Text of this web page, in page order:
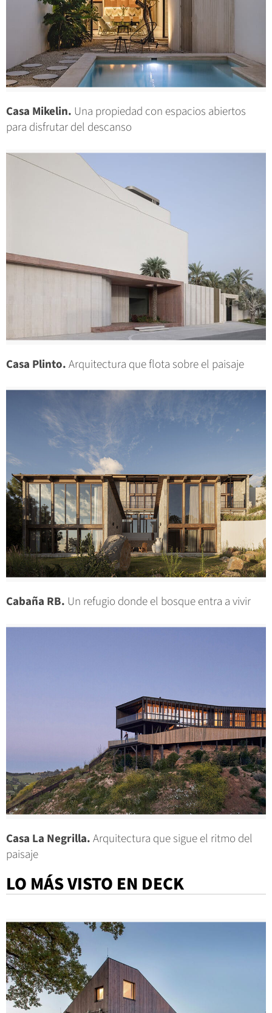
Casa Mikelin. Una propiedad con espacios abiertos
para disfrutar del descanso
Casa Plinto.Arquitectura que flota sobre el paisaje
Cabaña RB. Un refugio donde el bosque entra a vivir
Casa La Negrilla.Arquitectura que sigue el ritmo del
paisaje
LO MÁS VISTO EN DECK